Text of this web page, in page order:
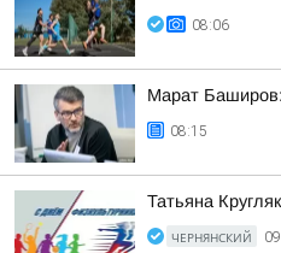
08:06
Марат
08:15
Татьяна
ЧЕРНЯНСКИЙ